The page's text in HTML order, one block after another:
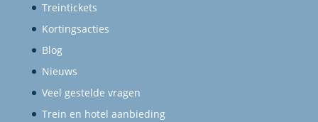
Treintickets
Kortingsacties
Blog
Nieuws
Veel gestelde vragen
Trein en hotel aanbieding